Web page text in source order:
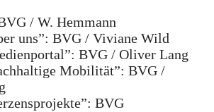
/ W. Hemmann
uns”: BVG / Viviane Wild
BVG / Oliver Lang
Mobilität”: BVG /
BVG